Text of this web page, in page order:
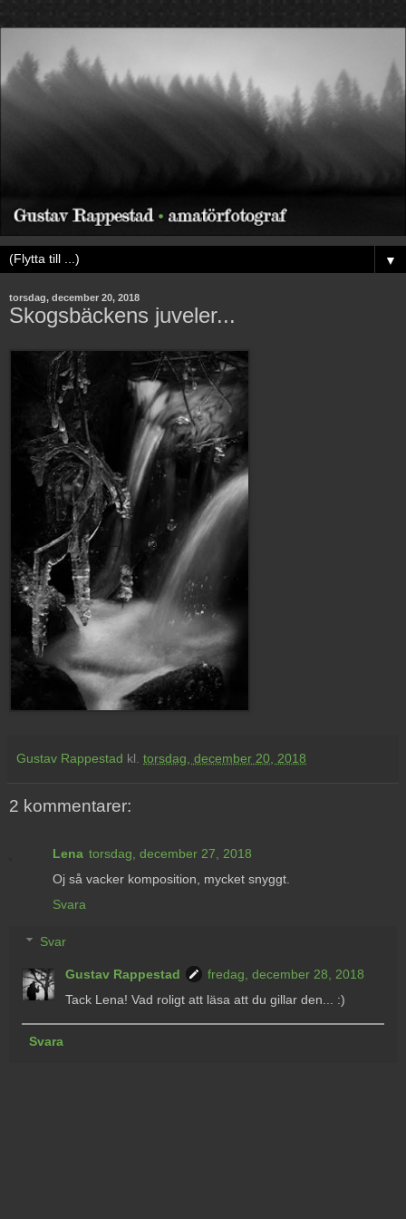
▼
torsdag, december 20, 2018
Skogsbäckens juveler...
Gustav Rappestad kl. torsdag, december 20, 2018
2 kommentarer:
Lena torsdag, december 27, 2018
Oj så vacker komposition, mycket snyggt.
Svara
Svar
Gustav Rappestad
fredag, december 28, 2018
Tack Lena! Vad roligt att läsa att du gillar den... :)
Svara